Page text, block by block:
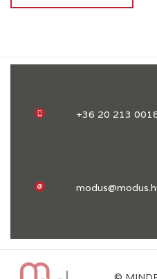
+36 20 213